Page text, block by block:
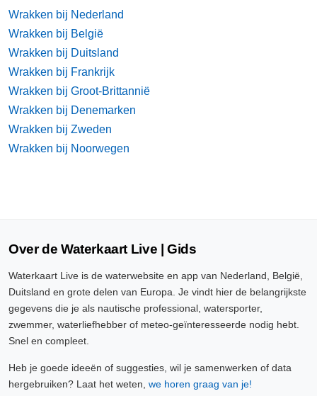
Wrakken bij Nederland
Wrakken bij België
Wrakken bij Duitsland
Wrakken bij Frankrijk
Wrakken bij Groot-Brittannië
Wrakken bij Denemarken
Wrakken bij Zweden
Wrakken bij Noorwegen
Over de Waterkaart Live | Gids
Waterkaart Live is de waterwebsite en app van Nederland, België,
Duitsland en grote delen van Europa. Je vindt hier de belangrijkste
gegevens die je als nautische professional, watersporter,
zwemmer, waterliefhebber of meteo-geïnteresseerde nodig hebt.
Snel en compleet.
Heb je goede ideeën of suggesties, wil je samenwerken of data
hergebruiken? Laat het weten, we horen graag van je!